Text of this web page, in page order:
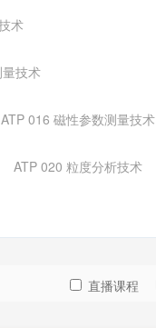
术
技术
ATP 016 磁性参数测量技术
ATP 020 粒度分析技术
直播课程